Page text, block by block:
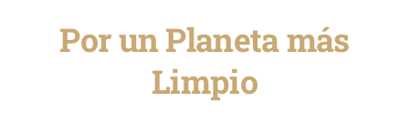
Por un Planeta más
Limpio